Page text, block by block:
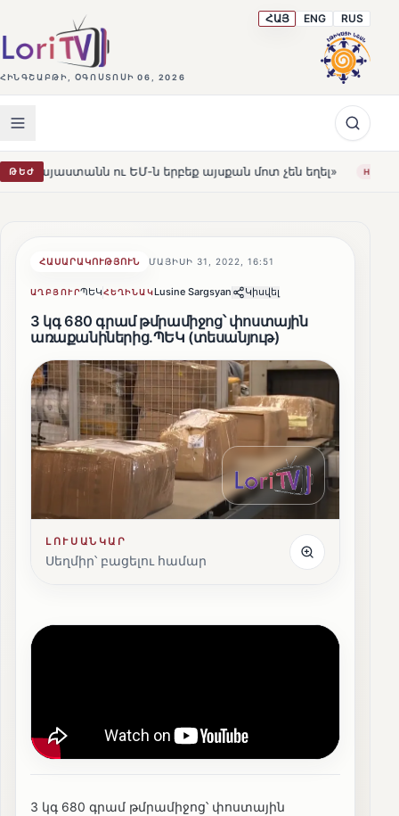
ՀԻՆԳՇԱԲԹԻ, ՕԳՈՍՏՈՍԻ 06, 2026
ՀԱՅ ENG RUS
ԹԵԺ
ու ԵՄ-ն երբեք այսքան մոտ չեն եղել» HOT Լեռնահովիտի
ՀԱՍԱՐԱԿՈՒԹՅՈՒՆ ՄԱՅԻՍԻ 31, 2022, 16:51
ԱՂԲՅՈՒՐՊԵԿՀԵՂԻՆԱԿLusine Sargsyan Կիսվել
3 կգ 680 գրամ թմրամիջոց՝ փոստային
առաքանիներից.ՊԵԿ (տեսանյութ)
ԼՈՒՍԱՆԿԱՐ
Սեղմիր՝ բացելու համար
3 կգ 680 գրամ թմրամիջոց՝ փոստային